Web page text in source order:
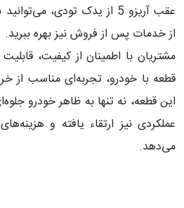
عقب آریزو 5 از یدک تودی،
از خدمات پس از فروش نیز بهره ببرید.
مشتریان با اطمینان از کیفیت،
قطعه با خودرو، تجربه‌ای مناسب از
این قطعه، نه تنها به ظاهر خودرو
عملکردی نیز ارتقاء یافته و
می‌دهد.